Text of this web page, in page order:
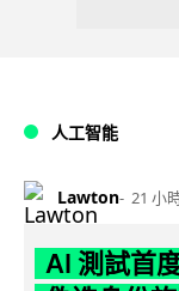
人工智能
Lawton 21 小
AI 測試首